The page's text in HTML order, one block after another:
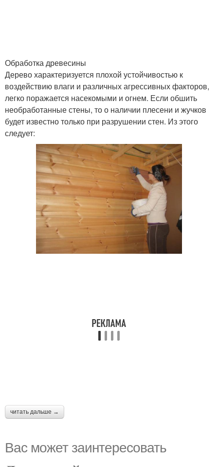
Обработка древесины
Дерево характеризуется плохой устойчивостью к
воздействию влаги и различных агрессивных факторов,
легко поражается насекомыми и огнем. Если обшить
необработанные стены, то о наличии плесени и жучков
будет известно только при разрушении стен. Из этого
следует:
читать дальше →
Вас может заинтересовать